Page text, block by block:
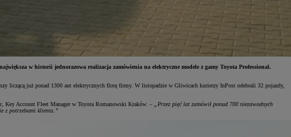
w historii jednorazowa realizacja zamówienia na elektryczne modele z gamy Toyota Professional.
liczącą już ponad 1300 aut elektrycznych flotę firmy. W listopadzie w Gliwicach kurierzy InPost odebrali 32 pojazdy,
Key Account Fleet Manager w Toyota Romanowski Kraków. – „Przez pięć lat zamówił ponad 700 niezawodnych
z potrzebami klienta.”